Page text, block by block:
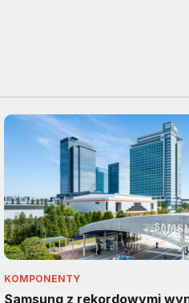
KOMPONENTY
Samsung z rekordowymi